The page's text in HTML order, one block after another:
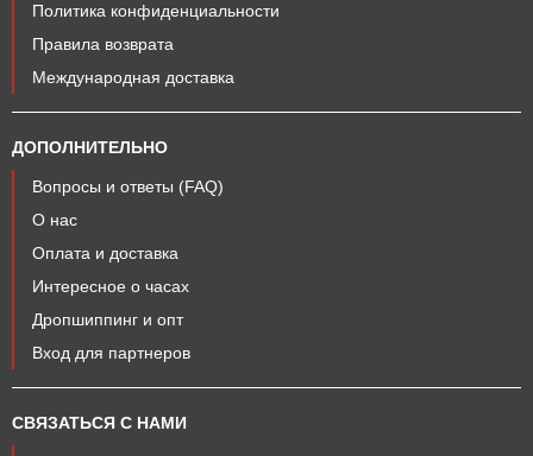
Политика конфиденциальности
Правила возврата
Международная доставка
ДОПОЛНИТЕЛЬНО
Вопросы и ответы (FAQ)
О нас
Оплата и доставка
Интересное о часах
Дропшиппинг и опт
Вход для партнеров
СВЯЗАТЬСЯ С НАМИ